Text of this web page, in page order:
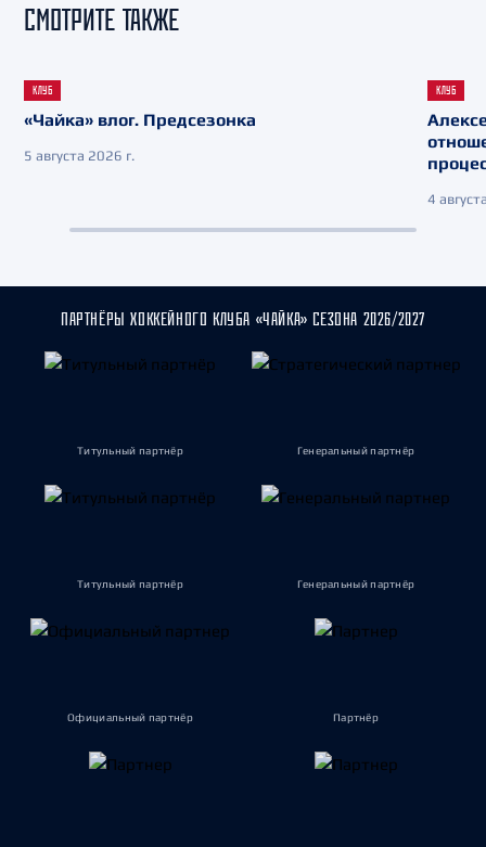
СМОТРИТЕ ТАКЖЕ
КЛУБ
«Чайка» влог. Предсезонка
5 августа 2026 г.
КЛУБ
4
ПАРТНЁРЫ ХОККЕЙНОГО КЛУБА «ЧАЙКА» СЕЗОНА 2026/2027
Титульный партнёр Генеральный партнёр
Титульный партнёр Генеральный партнёр
Официальный партнёр Партнёр